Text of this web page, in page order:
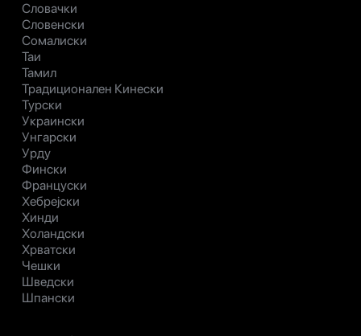
Словачки
Словенски
Сомалиски
Таи
Тамил
Традиционален Кинески
Турски
Украински
Унгарски
Урду
Фински
Француски
Хебрејски
Хинди
Холандски
Хрватски
Чешки
Шведски
Шпански